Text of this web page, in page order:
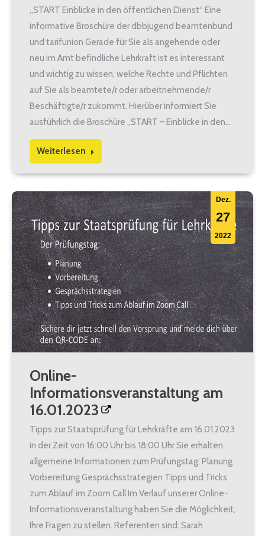
„START Einblicke in den öffentlichen Dienst“ Eine
informative Broschüre der dbbjugend beamtenbund
und tarifunion Gerade für Sie als angehende oder
neu im Amt befindliche Lehrkraft ist es interessant
und wichtig zu wissen, welche Rechte und Pflichten
auf Sie als beamtete/r oder arbeitnehmende/r
Beschäftigte/r zukommt. Hierüber informiert Sie
ausführlich die Broschüre „START – Einblicke in den…
Weiterlesen
Dez.
27
2022
Online-
Informationsveranstaltung am
16.01.2023
Tipps zur Staatsprüfung für Lehrkräfte am 16.01.2023
in der Zeit von 16:00 Uhr bis 18:00 Uhr Sie erhalten
allgemeine Informationen zum Prüfungstag: Planung
Vorbereitung Gesprächsstrategien Tipps und Tricks
zum Ablauf im Zoom Call Im Verlauf unserer Online-
Informationsveranstaltung haben Sie die Möglichkeit,
Ihre Fragen zu stellen. Referenten sind: Sarah